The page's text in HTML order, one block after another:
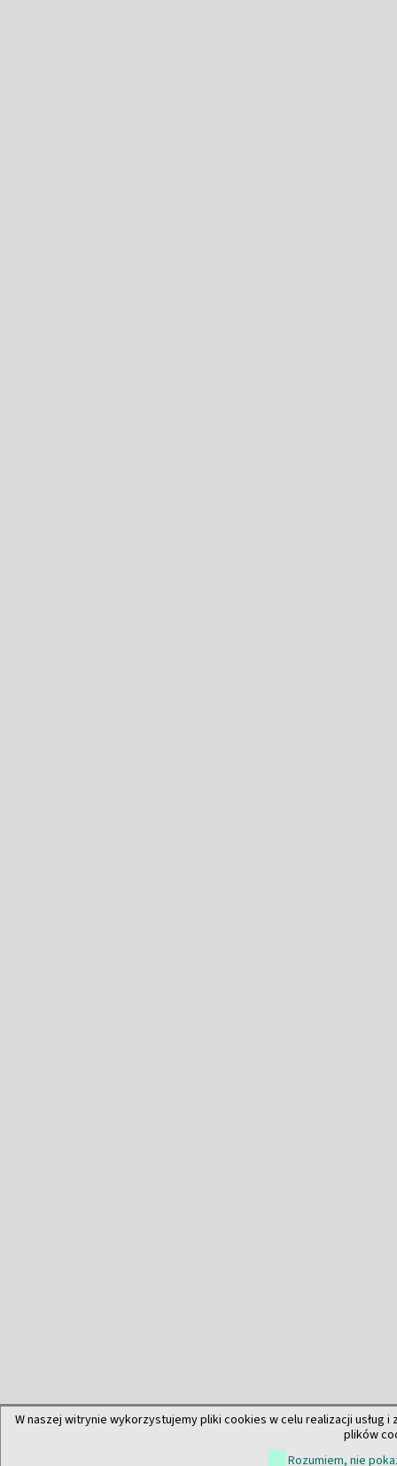
W naszej witrynie wykorzystujemy pliki cookies w celu realizacji usług i
plików
Rozumiem, nie